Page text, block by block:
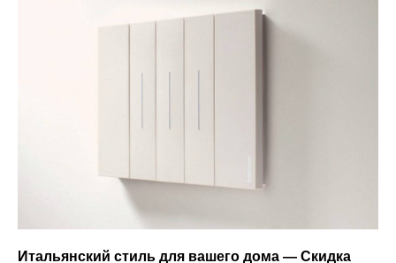
Итальянский стиль для вашего дома — Скидка